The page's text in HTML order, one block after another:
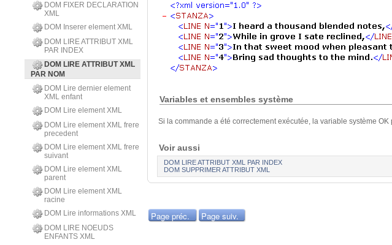
DOM FIXER DECLARATION
XML
DOM Inserer element XML
DOM LIRE ATTRIBUT XML
PAR INDEX
DOM LIRE ATTRIBUT XML
PAR NOM
DOM Lire dernier element
XML enfant
DOM Lire element XML
DOM Lire element XML frere
precedent
DOM Lire element XML frere
suivant
DOM Lire element XML
parent
DOM Lire element XML
racine
DOM Lire informations XML
DOM LIRE NOEUDS
ENFANTS XML
Variables et ensembles système
Si la commande a été correctement exécutée, la variable système
Voir aussi
DOM LIRE ATTRIBUT XML PAR INDEX
DOM SUPPRIMER ATTRIBUT XML
Page préc. Page suiv.